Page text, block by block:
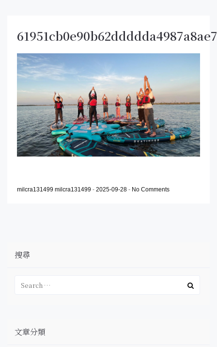
milcra131499 milcra131499 - 2025-09-28 - No Comments
搜尋
文章分類